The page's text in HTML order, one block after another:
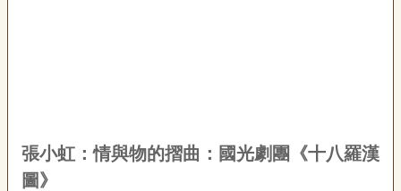
張小虹：情與物的摺曲：國光劇團《十八羅漢
圖》